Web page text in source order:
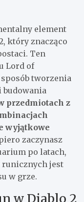
element
który znacząco
Ten
Lord of
tworzenia
przedmiotach z
wyjątkowe
zaczynasz
po latach,
runicznych jest
w grze.
w Diablo 2